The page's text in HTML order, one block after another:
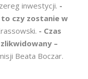
inwestycji. -
czy zostanie w
- Czas
–
Beata Boczar.